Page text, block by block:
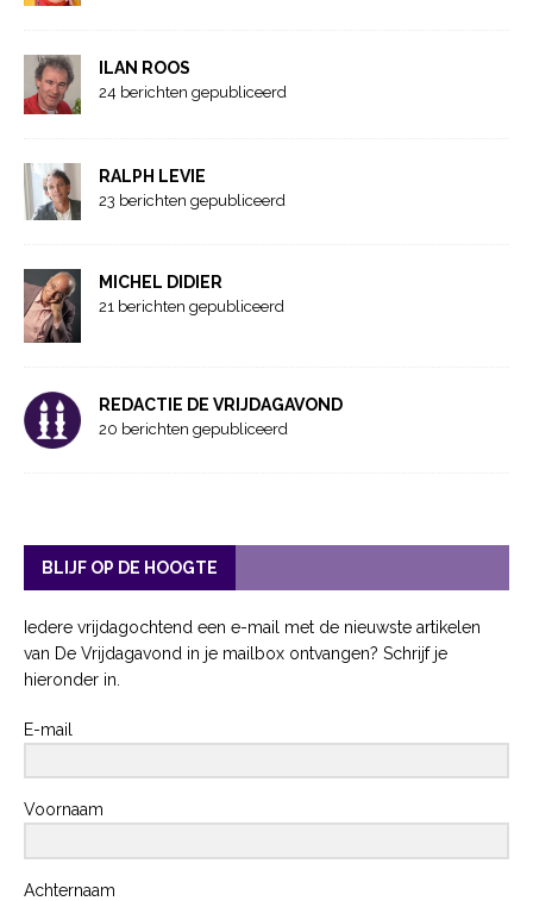
ILAN ROOS
24 berichten gepubliceerd
RALPH LEVIE
23 berichten gepubliceerd
MICHEL DIDIER
21 berichten gepubliceerd
REDACTIE DE VRIJDAGAVOND
20 berichten gepubliceerd
BLIJF OP DE HOOGTE
Iedere vrijdagochtend een e-mail met de nieuwste artikelen
van De Vrijdagavond in je mailbox ontvangen? Schrijf je
hieronder in.
E-mail
Voornaam
Achternaam